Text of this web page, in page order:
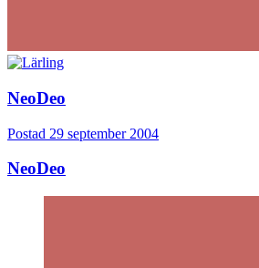
NeoDeo
Postad 29 september 2004
NeoDeo